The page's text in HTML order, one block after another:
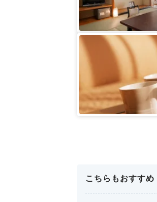
こちらもおすすめ